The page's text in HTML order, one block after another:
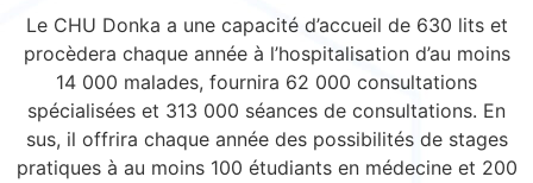
Le CHU Donka a une capacité d’accueil de 630 lits et
procèdera chaque année à l’hospitalisation d’au moins
14 000 malades, fournira 62 000 consultations
spécialisées et 313 000 séances de consultations. En
sus, il offrira chaque année des possibilités de stages
pratiques à au moins 100 étudiants en médecine et 200